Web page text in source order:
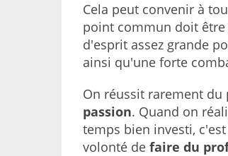
Cela peut convenir à
point commun doit
d'esprit assez grande
ainsi qu'une forte
On réussit rarement
passion. Quand on
temps bien investi,
volonté de faire du